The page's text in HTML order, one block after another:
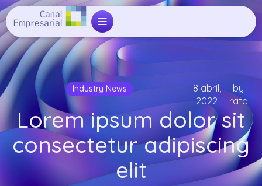
Industry News
8 abril,
2022
by
rafa
Lorem ipsum dolor sit
consectetur adipiscing
elit